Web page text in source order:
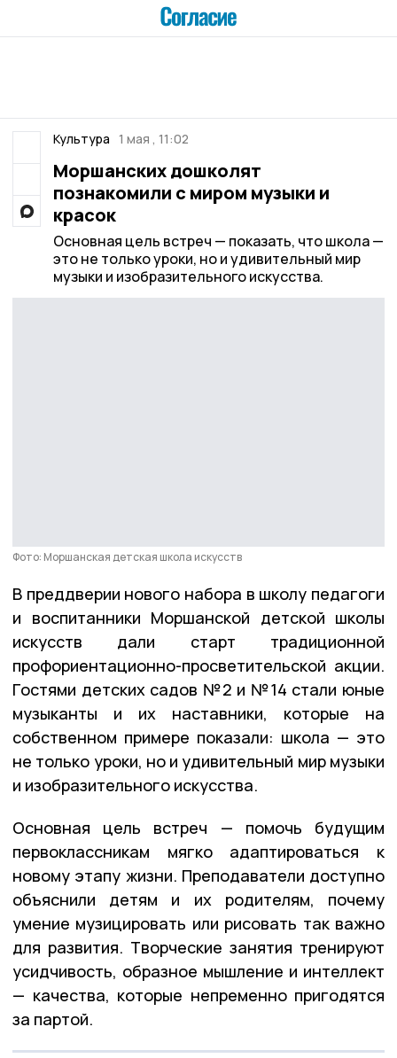
Культура 1 мая , 11:02
Моршанских дошколят
познакомили с миром музыки и
красок
Основная цель встреч — показать, что школа —
это не только уроки, но и удивительный мир
музыки и изобразительного искусства.
Фото: Моршанская детская школа искусств
В преддверии нового набора в школу педагоги
и воспитанники Моршанской детской школы
искусств дали старт традиционной
профориентационно-просветительской акции.
Гостями детских садов №2 и №14 стали юные
музыканты и их наставники, которые на
собственном примере показали: школа — это
не только уроки, но и удивительный мир музыки
и изобразительного искусства.
Основная цель встреч — помочь будущим
первоклассникам мягко адаптироваться к
новому этапу жизни. Преподаватели доступно
объяснили детям и их родителям, почему
умение музицировать или рисовать так важно
для развития. Творческие занятия тренируют
усидчивость, образное мышление и интеллект
— качества, которые непременно пригодятся
за партой.